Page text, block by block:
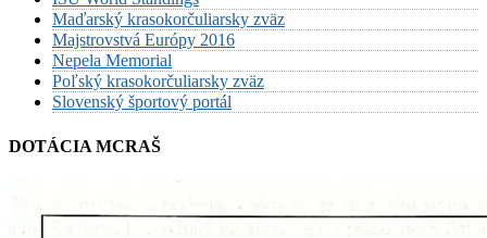
Maďarský krasokorčuliarsky zväz
Majstrovstvá Európy 2016
Nepela Memorial
Poľský krasokorčuliarsky zväz
Slovenský športový portál
DOTÁCIA MCRAŠ